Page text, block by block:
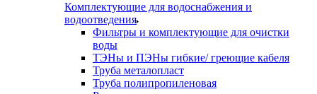
Комплектующие для водоснабжения и
водоотведения
Фильтры и комплектующие для очистки
воды
ТЭНы и ПЭНы гибкие/ греющие кабеля
Труба металопласт
Труба полипропиленовая